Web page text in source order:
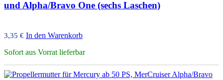
und Alpha/Bravo One (sechs Laschen)
3,35 € In den Warenkorb
Sofort aus Vorrat lieferbar